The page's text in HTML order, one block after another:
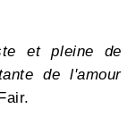
et pleine de
de l'amour